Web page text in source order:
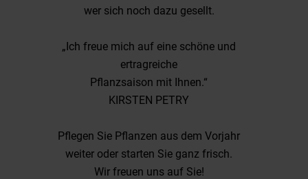
wer sich noch dazu gesellt.
„Ich freue mich auf eine schöne und
ertragreiche
Pflanzsaison mit Ihnen.“
KIRSTEN PETRY
Pflegen Sie Pflanzen aus dem Vorjahr
weiter oder starten Sie ganz frisch.
Wir freuen uns auf Sie!